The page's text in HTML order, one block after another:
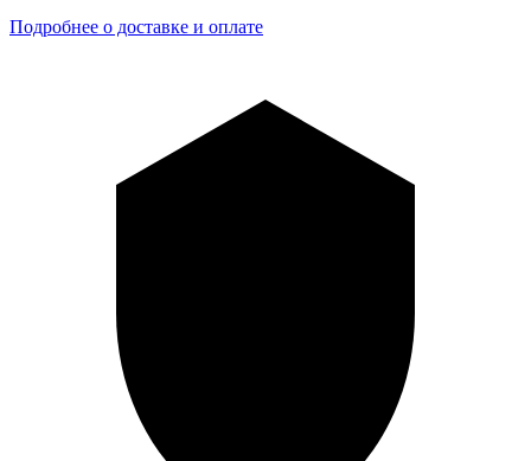
Подробнее о доставке и оплате